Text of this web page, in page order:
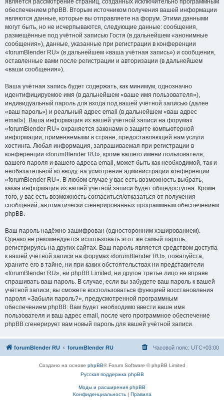
является рассмотрение страниц, созданных исключительно программным
обеспечением phpBB. Вторым источником получения вашей информации
являются данные, которые вы отправляете на форум. Этими данными
могут быть, но не исчерпываются, следующие данные: сообщения,
размещённые под учётной записью Гостя (в дальнейшем «анонимные
сообщения»), данные, указанные при регистрации в конференции
«forumBlender RU» (в дальнейшем «ваша учётная запись») и сообщения,
оставленные вами после регистрации и авторизации (в дальнейшем
«ваши сообщения»).
Ваша учётная запись будет содержать, как минимум, однозначно
идентифицируемое имя (в дальнейшем «ваше имя пользователя»),
индивидуальный пароль для входа под вашей учётной записью (далее
«ваш пароль») и реальный адрес email (в дальнейшем «ваш адрес
email»). Ваша информация из вашей учётной записи на форумах
«forumBlender RU» охраняется законами о защите компьютерной
информации, применяемыми в стране, предоставляющей нам услуги
хостинга. Любая информация, запрашиваемая при регистрации в
конференции «forumBlender RU», кроме вашего имени пользователя,
вашего пароля и вашего адреса email, может быть как необходимой, так и
необязательной ко вводу, на усмотрение администрации конференции
«forumBlender RU». В любом случае у вас есть возможность выбрать,
какая информация из вашей учётной записи будет общедоступна. Кроме
того, у вас есть возможность согласиться/отказаться от получения
сообщений, автоматически сгенерированных программным обеспечением
phpBB.
Ваш пароль надёжно зашифрован (односторонним хэшированием).
Однако не рекомендуется использовать этот же самый пароль,
регистрируясь на других сайтах. Ваш пароль является средством доступа
к вашей учётной записи на форумах «forumBlender RU», пожалуйста,
храните его в тайне, ни при каких обстоятельствах ни представители
«forumBlender RU», ни phpBB Limited, ни другое третье лицо не вправе
спрашивать ваш пароль. В случае, если вы забудете ваш пароль к вашей
учётной записи, вы сможете воспользоваться функцией восстановления
пароля «Забыли пароль?», предусмотренной программным
обеспечением phpBB. Вам будет необходимо ввести ваше имя
пользователя и ваш адрес email, после чего программное обеспечение
phpBB сгенерирует вам новый пароль для вашей учётной записи.
forumBlender RU forumBlender RU Часовой пояс: UTC+03:00
Создано на основе phpBB® Forum Software © phpBB Limited
Русская поддержка phpBB
Моды и расширения phpBB
Конфиденциальность| Правила